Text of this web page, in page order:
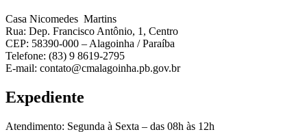
Casa Nicomedes Martins
Rua: Dep. Francisco Antônio, 1, Centro
CEP: 58390-000 – Alagoinha / Paraíba
Telefone: (83) 9 8619-2795
E-mail: contato@cmalagoinha.pb.gov.br
Expediente
Atendimento: Segunda à Sexta – das 08h às 12h